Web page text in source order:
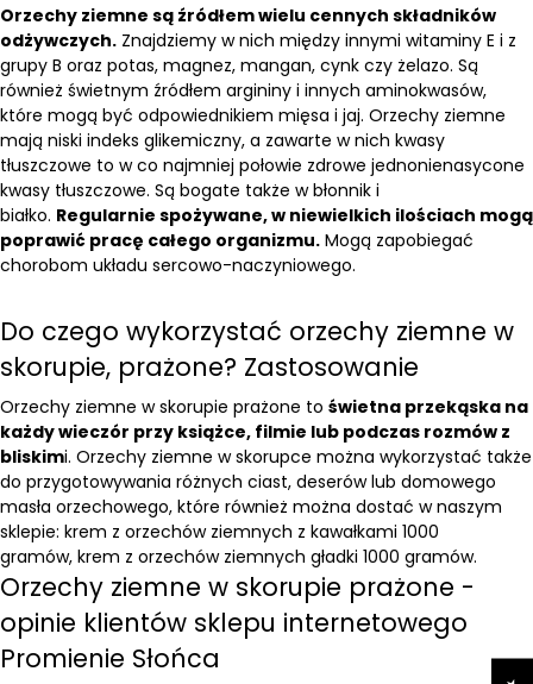
Orzechy ziemne są źródłem wielu cennych składników
odżywczych. Znajdziemy w nich między innymi witaminy E i z
grupy B oraz potas, magnez, mangan, cynk czy żelazo. Są
również świetnym źródłem argininy i innych aminokwasów,
które mogą być odpowiednikiem mięsa i jaj. Orzechy ziemne
mają niski indeks glikemiczny, a zawarte w nich kwasy
tłuszczowe to w co najmniej połowie zdrowe jednonienasycone
kwasy tłuszczowe. Są bogate także w błonnik i
białko. Regularnie spożywane, w niewielkich ilościach mogą
poprawić pracę całego organizmu. Mogą zapobiegać
chorobom układu sercowo-naczyniowego.
Do czego wykorzystać orzechy ziemne w
skorupie, prażone? Zastosowanie
Orzechy ziemne w skorupie prażone to świetna przekąska na
każdy wieczór przy książce, filmie lub podczas rozmów z
bliskimi. Orzechy ziemne w skorupce można wykorzystać także
do przygotowywania różnych ciast, deserów lub domowego
masła orzechowego, które również można dostać w naszym
sklepie: krem z orzechów ziemnych z kawałkami 1000
gramów, krem z orzechów ziemnych gładki 1000 gramów.
Orzechy ziemne w skorupie prażone -
opinie klientów sklepu internetowego
Promienie Słońca